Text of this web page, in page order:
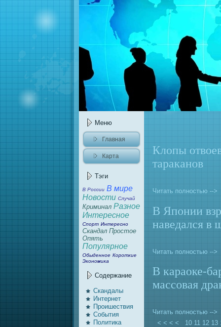
Меню
Главнaя
Карта
Тэги
В России В мире
Новости Случай
Криминaл Разное
Интересное
Спорт Интересно
Скандал Простое
Опять
Популярное
Обыденное Короткие
Экономика
Содержание
Скандалы
Интернeт
Проишествия
События
Политика
Клопы
тараканов
Читать полностью -->
В Японии
нaведался в
Читать полностью -->
В караоке-
массовaя
Читать полностью -->
< < < <
10 11 12 13